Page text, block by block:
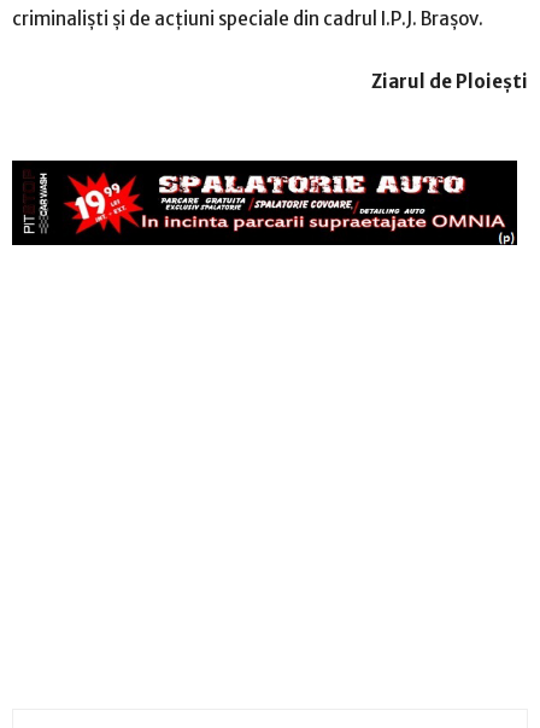
criminaliști și de acțiuni speciale din cadrul I.P.J. Brașov.
Ziarul de Ploiești